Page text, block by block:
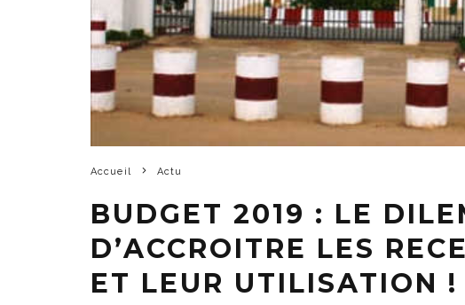
Accueil Actu
BUDGET 2019 : LE
D’ACCROITRE LES
ET LEUR UTILISATION !